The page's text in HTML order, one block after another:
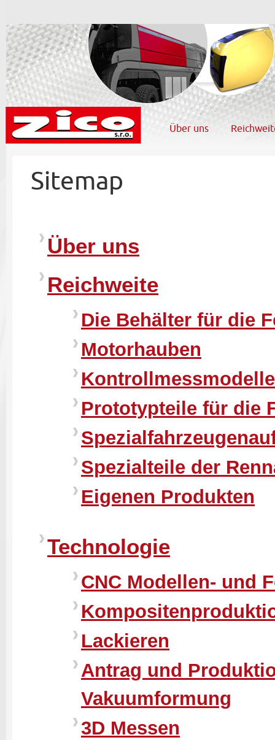
Über uns
Sitemap
Über uns
Reichweite
Die Behälter für die
Motorhauben
Kontrollmessmodelle
Prototypteile für die
Spezialteile der
Eigenen Produkten
Technologie
CNC Modellen- und
Lackieren
Antrag und
Vakuumformung
3D Messen